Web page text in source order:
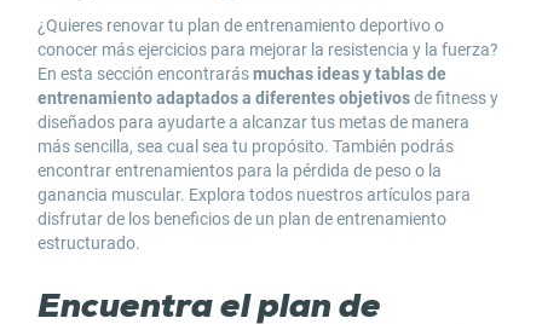
¿Quieres renovar tu plan de entrenamientodeportivo o
conocer másejercicios para mejorar la resistencia y la fuerza?
En esta sección encontrarásmuchas ideas ytablas de
entrenamientoadaptados a diferentes objetivosde fitness y
diseñados para ayudarte a alcanzar tus metas de manera
más sencilla, sea cual sea tu propósito. También podrás
encontrarentrenamientos para la pérdida de pesoo la
ganancia muscular. Explora todos nuestros artículos para
disfrutar de los beneficios de un plan de entrenamiento
estructurado.
Encuentra el plan de